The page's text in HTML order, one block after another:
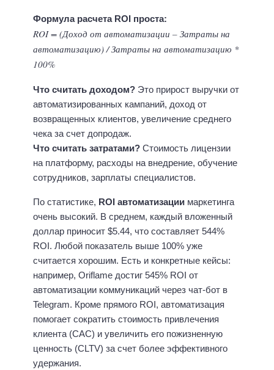
Формула расчета ROI проста:
ROI = (Доход от автоматизации – Затраты на
автоматизацию) / Затраты на автоматизацию *
100%
Что считать доходом? Это прирост выручки от
автоматизированных кампаний, доход от
возвращенных клиентов, увеличение среднего
чека за счет допродаж.
Что считать затратами? Стоимость лицензии
на платформу, расходы на внедрение, обучение
сотрудников, зарплаты специалистов.
По статистике, ROI автоматизации маркетинга
очень высокий. В среднем, каждый вложенный
доллар приносит $5.44, что составляет 544%
ROI. Любой показатель выше 100% уже
считается хорошим. Есть и конкретные кейсы:
например, Oriflame достиг 545% ROI от
автоматизации коммуникаций через чат-бот в
Telegram. Кроме прямого ROI, автоматизация
помогает сократить стоимость привлечения
клиента (CAC) и увеличить его пожизненную
ценность (CLTV) за счет более эффективного
удержания.